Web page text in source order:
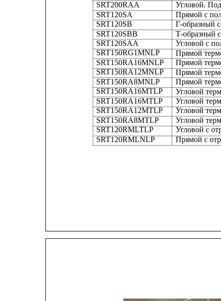
SRT200RАА
SRT120SA
SRT120SВ
SRT120SBB
SRT120SAA
SRT150RG1MNLP
SRT150RA16MNLP
SRT150RA12MNLP
SRT150RA8MNLP
SRT150RA16MTLP
SRT150RA16MTLP
SRT150RA12MTLP
SRT150RA8MTLP
SRT120RMLTLP
SRT120RMLNLP
Угловой.
Прямой с
Г-образный
Т-образный
Угловой с
Прямой
Прямой
Прямой
Прямой
Угловой
Угловой
Угловой
Угловой
Угловой с
Прямой с